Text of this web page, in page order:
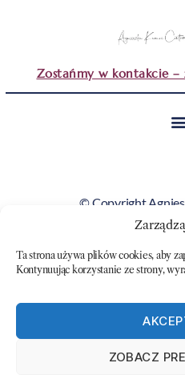
Ta strona używa plików cookies, aby
Kontynuując korzystanie ze strony,
ZOBACZ
Zostańmy w kontakcie –
© Copyright
Wszystkie obrazy i teksty